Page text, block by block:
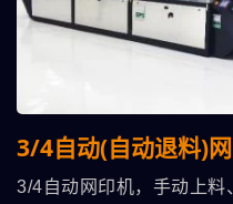
3/4自动(自动退料)
3/4自动网印机，手动上